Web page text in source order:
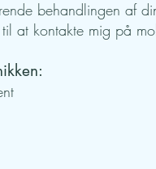
behandlingen af
til at kontakte mig på